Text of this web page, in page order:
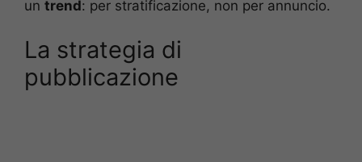
un trend: per stratificazione, non per annuncio.
La strategia di
pubblicazione